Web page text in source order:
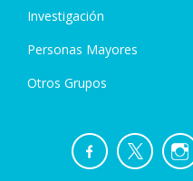
Investigación
Personas Mayores
Otros Grupos